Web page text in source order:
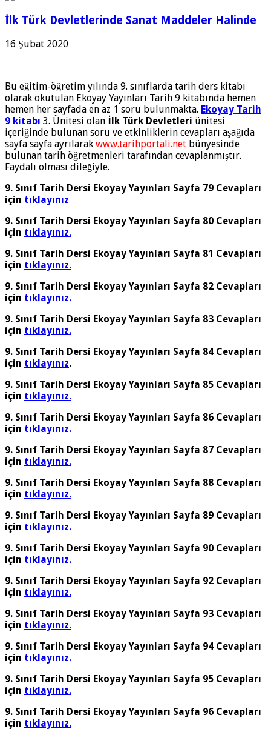
İlk Türk Devletlerinde Sanat Maddeler Halinde
16 Şubat 2020
Bu eğitim-öğretim yılında 9. sınıflarda tarih ders kitabı
olarak okutulan Ekoyay Yayınları Tarih 9 kitabında hemen
hemen her sayfada en az 1 soru bulunmakta. Ekoyay Tarih
9 kitabı 3. Ünitesi olan İlk Türk Devletleri ünitesi
içeriğinde bulunan soru ve etkinliklerin cevapları aşağıda
sayfa sayfa ayrılarak www.tarihportali.net bünyesinde
bulunan tarih öğretmenleri tarafından cevaplanmıştır.
Faydalı olması dileğiyle.
9. Sınıf Tarih Dersi Ekoyay Yayınları Sayfa 79 Cevapları
için tıklayınız
9. Sınıf Tarih Dersi Ekoyay Yayınları Sayfa 80 Cevapları
için tıklayınız.
9. Sınıf Tarih Dersi Ekoyay Yayınları Sayfa 81 Cevapları
için tıklayınız.
9. Sınıf Tarih Dersi Ekoyay Yayınları Sayfa 82 Cevapları
için tıklayınız.
9. Sınıf Tarih Dersi Ekoyay Yayınları Sayfa 83 Cevapları
için tıklayınız.
9. Sınıf Tarih Dersi Ekoyay Yayınları Sayfa 84 Cevapları
için tıklayınız.
9. Sınıf Tarih Dersi Ekoyay Yayınları Sayfa 85 Cevapları
için tıklayınız.
9. Sınıf Tarih Dersi Ekoyay Yayınları Sayfa 86 Cevapları
için tıklayınız.
9. Sınıf Tarih Dersi Ekoyay Yayınları Sayfa 87 Cevapları
için tıklayınız.
9. Sınıf Tarih Dersi Ekoyay Yayınları Sayfa 88 Cevapları
için tıklayınız.
9. Sınıf Tarih Dersi Ekoyay Yayınları Sayfa 89 Cevapları
için tıklayınız.
9. Sınıf Tarih Dersi Ekoyay Yayınları Sayfa 90 Cevapları
için tıklayınız.
9. Sınıf Tarih Dersi Ekoyay Yayınları Sayfa 92 Cevapları
için tıklayınız.
9. Sınıf Tarih Dersi Ekoyay Yayınları Sayfa 93 Cevapları
için tıklayınız.
9. Sınıf Tarih Dersi Ekoyay Yayınları Sayfa 94 Cevapları
için tıklayınız.
9. Sınıf Tarih Dersi Ekoyay Yayınları Sayfa 95 Cevapları
için tıklayınız.
9. Sınıf Tarih Dersi Ekoyay Yayınları Sayfa 96 Cevapları
için tıklayınız.